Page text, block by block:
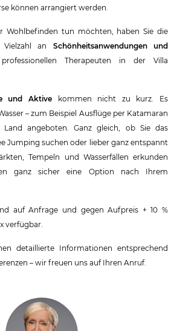
können arrangiert werden.
Wohlbefinden tun möchten, haben Sie die
Vielzahl an Schönheitsanwendungen und
Therapeuten in der Villa
und Aktivekommen nicht zu kurz. Es
– zum Beispiel Ausflüge per Katamaran
angeboten. Ganz gleich, ob Sie das
Jumping suchen oder lieber ganz entspannt
Tempeln und Wasserfällen erkunden
ganz sicher eine Option nach Ihrem
auf Anfrage und gegen Aufpreis + 10 %
verfügbar.
detaillierte Informationen entsprechend
– wir freuen uns auf Ihren Anruf.